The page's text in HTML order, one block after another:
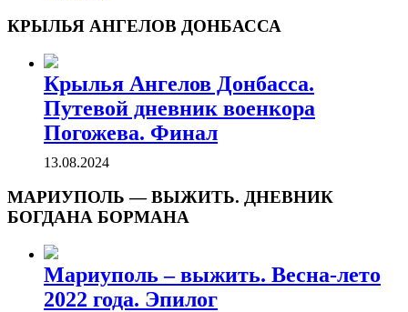
КРЫЛЬЯ АНГЕЛОВ ДОНБАССА
Крылья Ангелов Донбасса.
Путевой дневник военкора
Погожева. Финал
13.08.2024
МАРИУПОЛЬ — ВЫЖИТЬ. ДНЕВНИК
БОГДАНА БОРМАНА
Мариуполь – выжить. Весна-лето
2022 года. Эпилог